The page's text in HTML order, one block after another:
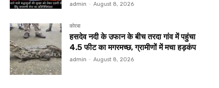
admin - August 8, 2026
कोरबा
हसदेव नदी के उफान के बीच तरदा गांव में पहुंचा
4.5 फीट का मगरमच्छ, ग्रामीणों में मचा हड़कंप
admin - August 8, 2026